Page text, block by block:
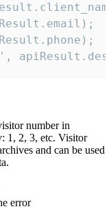
number in
1, 2, 3, etc. Visitor
and can be used
error